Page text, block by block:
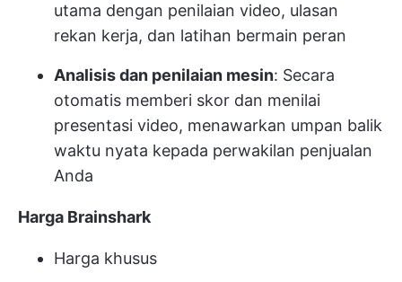
utama dengan penilaian video, ulasan
rekan kerja, dan latihan bermain peran
Analisis dan penilaian mesin: Secara
otomatis memberi skor dan menilai
presentasi video, menawarkan umpan balik
waktu nyata kepada perwakilan penjualan
Anda
Harga Brainshark
Harga khusus